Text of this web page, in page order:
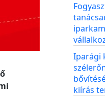
Iparági
kiírás